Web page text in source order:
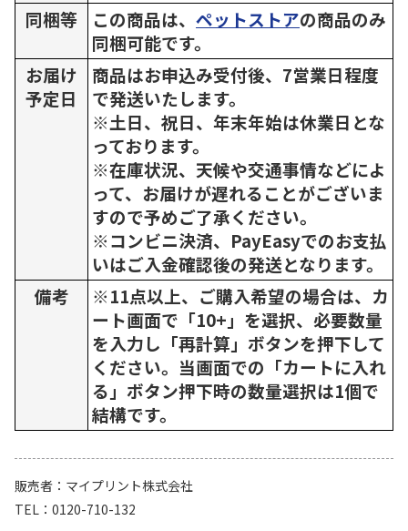
同梱等
この商品は、 ペットストアの商品のみ
同梱可能です。
お届け
予定日
商品はお申込み受付後、7営業日程度
で発送いたします。
※土日、祝日、年末年始は休業日とな
っております。
※在庫状況、天候や交通事情などによ
って、お届けが遅れることがございま
すので予めご了承ください。
※コンビニ決済、PayEasyでのお支払
いはご入金確認後の発送となります。
備考
※11点以上、ご購入希望の場合は、カ
ート画面で「10+」を選択、必要数量
を入力し「再計算」ボタンを押下して
ください。当画面での「カートに入れ
る」ボタン押下時の数量選択は1個で
結構です。
販売者
マイプリント株式会社
TEL
0120-710-132